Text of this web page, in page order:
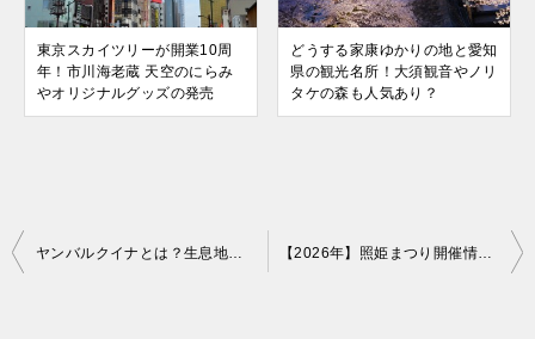
東京スカイツリーが開業10周
年！市川海老蔵 天空のにらみ
やオリジナルグッズの発売
どうする家康ゆかりの地と愛知
県の観光名所！大須観音やノリ
タケの森も人気あり？
投
ヤンバルクイナとは？生息地・鳴き声・展望台・クイナの森まで調べた 【2026年】照姫まつり開催情報｜行列・アクセス・駐車場・混雑まとめ